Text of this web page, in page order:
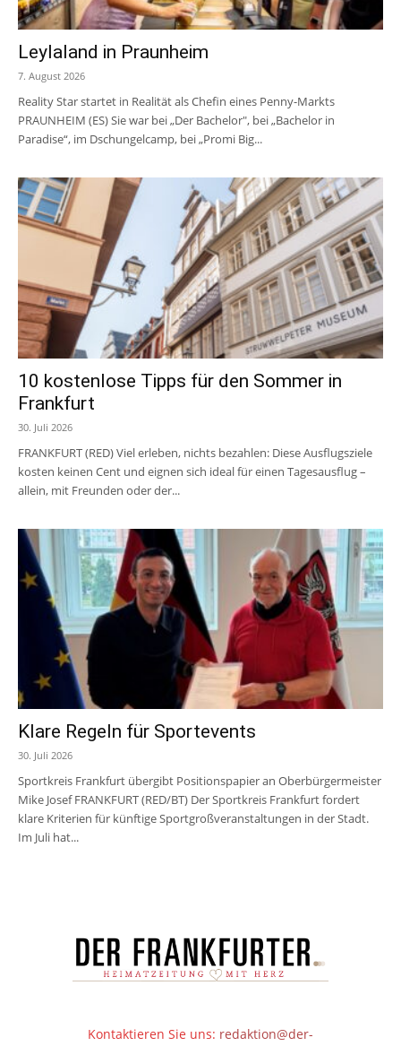
Leylaland in Praunheim
7. August 2026
Reality Star startet in Realität als Chefin eines Penny-Markts
PRAUNHEIM (ES) Sie war bei „Der Bachelor", bei „Bachelor in
Paradise“, im Dschungelcamp, bei „Promi Big...
10 kostenlose Tipps für den Sommer in
Frankfurt
30. Juli 2026
FRANKFURT (RED) Viel erleben, nichts bezahlen: Diese Ausflugsziele
kosten keinen Cent und eignen sich ideal für einen Tagesausflug –
allein, mit Freunden oder der...
Klare Regeln für Sportevents
30. Juli 2026
Sportkreis Frankfurt übergibt Positionspapier an Oberbürgermeister
Mike Josef FRANKFURT (RED/BT) Der Sportkreis Frankfurt fordert
klare Kriterien für künftige Sportgroßveranstaltungen in der Stadt.
Im Juli hat...
Kontaktieren Sie uns: redaktion@der-